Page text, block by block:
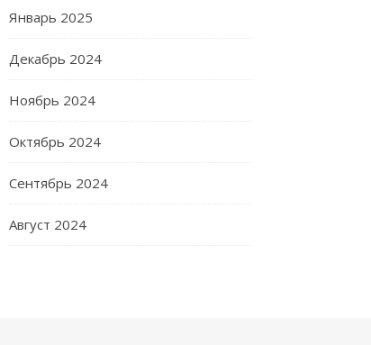
Январь 2025
Декабрь 2024
Ноябрь 2024
Октябрь 2024
Сентябрь 2024
Август 2024